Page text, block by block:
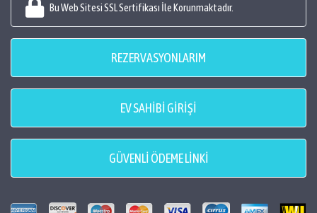
Bu Web Sitesi SSL Sertifikası İle Korunmaktadır.
REZERVASYONLARIM
EV SAHİBİ GİRİŞİ
GÜVENLİ ÖDEME LİNKİ